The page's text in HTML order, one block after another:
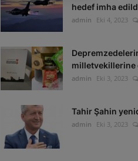
hedef imha
admin Eki 4, 2023
milletvekillerine
admin Eki 3, 2023
Tahir Şahin
admin Eki 3, 2023